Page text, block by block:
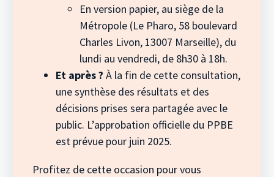
En version papier, au siège de la
Métropole (Le Pharo, 58 boulevard
Charles Livon, 13007 Marseille), du
lundi au vendredi, de 8h30 à 18h.
Et après ? À la fin de cette consultation,
une synthèse des résultats et des
décisions prises sera partagée avec le
public. L’approbation officielle du PPBE
est prévue pour juin 2025.
Profitez de cette occasion pour vous